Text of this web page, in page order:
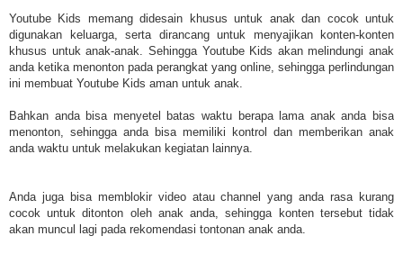
Youtube Kids memang didesain khusus untuk anak dan cocok untuk
digunakan keluarga, serta dirancang untuk menyajikan konten-konten
khusus untuk anak-anak. Sehingga Youtube Kids akan melindungi anak
anda ketika menonton pada perangkat yang online, sehingga perlindungan
ini membuat Youtube Kids aman untuk anak.
Bahkan anda bisa menyetel batas waktu berapa lama anak anda bisa
menonton, sehingga anda bisa memiliki kontrol dan memberikan anak
anda waktu untuk melakukan kegiatan lainnya.
Anda juga bisa memblokir video atau channel yang anda rasa kurang
cocok untuk ditonton oleh anak anda, sehingga konten tersebut tidak
akan muncul lagi pada rekomendasi tontonan anak anda.